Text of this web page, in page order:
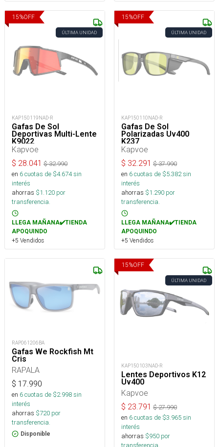
15%OFF
ÚLTIMA UNIDAD
KAP150119NAD-R
Gafas De Sol
Deportivas Multi-Lente
K9022
Kapvoe
$ 28.041 $32.990
en 6cuotas de $4.674sin
interés
ahorras $1.120 por
transferencia.
LLEGA MAÑANA✔️TIENDA
APOQUINDO
+5 Vendidos
15%OFF
ÚLTIMA UNIDAD
KAP150110NAD-R
Gafas De Sol
Polarizadas Uv400
K237
Kapvoe
$ 32.291 $37.990
en 6cuotas de $5.382sin
interés
ahorras $1.290 por
transferencia.
LLEGA MAÑANA✔️TIENDA
APOQUINDO
+5 Vendidos
RAP061206BA
Gafas We Rockfish Mt
Cris
RAPALA
$ 17.990
en 6cuotas de $2.998sin
interés
ahorras $720 por
transferencia.
Disponible
15%OFF
ÚLTIMA UNIDAD
KAP150103NAD-R
Lentes Deportivos K12
Uv400
Kapvoe
$ 23.791 $27.990
en 6cuotas de $3.965sin
interés
ahorras $950 por
transferencia.